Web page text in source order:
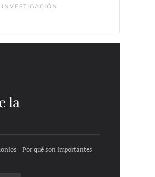
la
– Por qué son importantes